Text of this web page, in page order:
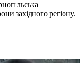
західного регіону.